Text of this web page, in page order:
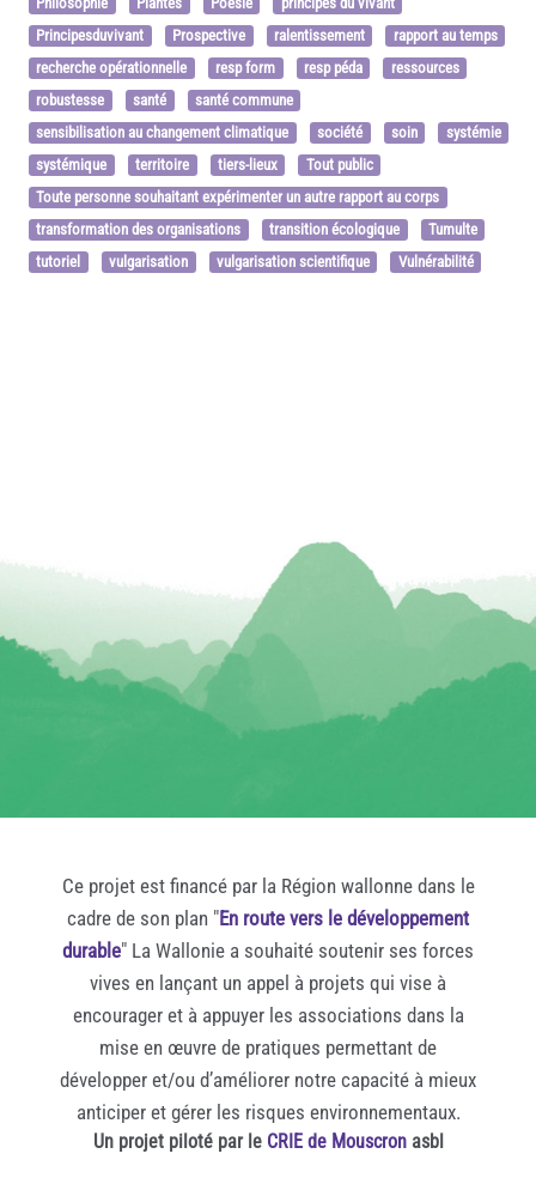
Philosophie
Plantes Poésie
principes du vivant
Principesduvivant
Prospective ralentissement
rapport au temps
recherche opérationnelle
resp form resp péda
ressources
robustesse
santé
santé commune
sensibilisation au changement climatique
société soin
systémie
systémique
territoire tiers-lieux
Tout public
Toute personne souhaitant expérimenter un autre rapport au corps
transformation des organisations
transition écologique
Tumulte
tutoriel
vulgarisation vulgarisation scientifique Vulnérabilité
Ce projet est financé par la Région wallonne dans le
cadre de son plan "En route vers le développement
durable" La Wallonie a souhaité soutenir ses forces
vives en lançant un appel à projets qui vise à
encourager et à appuyer les associations dans la
mise en œuvre de pratiques permettant de
développer et/ou d’améliorer notre capacité à mieux
anticiper et gérer les risques environnementaux.
Un projet piloté par le CRIE de Mouscronasbl